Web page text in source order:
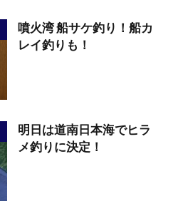
噴火湾 船サケ釣り！船カ
レイ釣りも！
明日は道南日本海でヒラ
メ釣りに決定！